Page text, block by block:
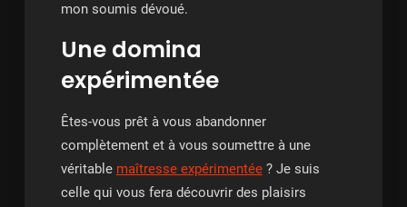
mon soumis dévoué.
Une domina
expérimentée
Êtes-vous prêt à vous abandonner
complètement et à vous soumettre à une
véritable maîtresse expérimentée? Je suis
celle qui vous fera découvrir des plaisirs